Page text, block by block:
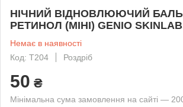
НІЧНИЙ ВІДНОВЛЮЮЧИЙ
РЕТИНОЛ (МІНІ) GENIO
Немає в наявності
Код: Т204
Роздріб
50 ₴
Мінімальна сума замовлення на сайті —